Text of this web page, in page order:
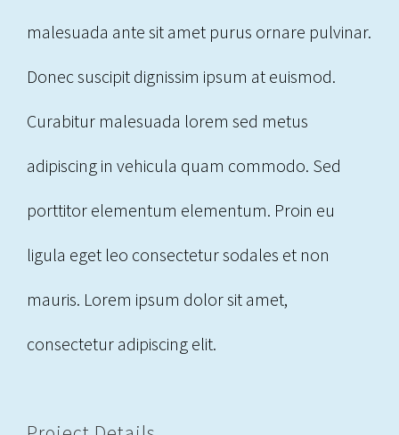
malesuada ante sit amet purus ornare pulvinar.
Donec suscipit dignissim ipsum at euismod.
Curabitur malesuada lorem sed metus
adipiscing in vehicula quam commodo. Sed
porttitor elementum elementum. Proin eu
ligula eget leo consectetur sodales et non
mauris. Lorem ipsum dolor sit amet,
consectetur adipiscing elit.